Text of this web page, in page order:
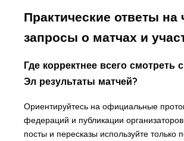
Практические ответы на
запросы о матчах и
Где корректнее всего смотреть
Эл результаты матчей?
Ориентируйтесь на официальные
федераций и публикации
посты и пересказы используйте только